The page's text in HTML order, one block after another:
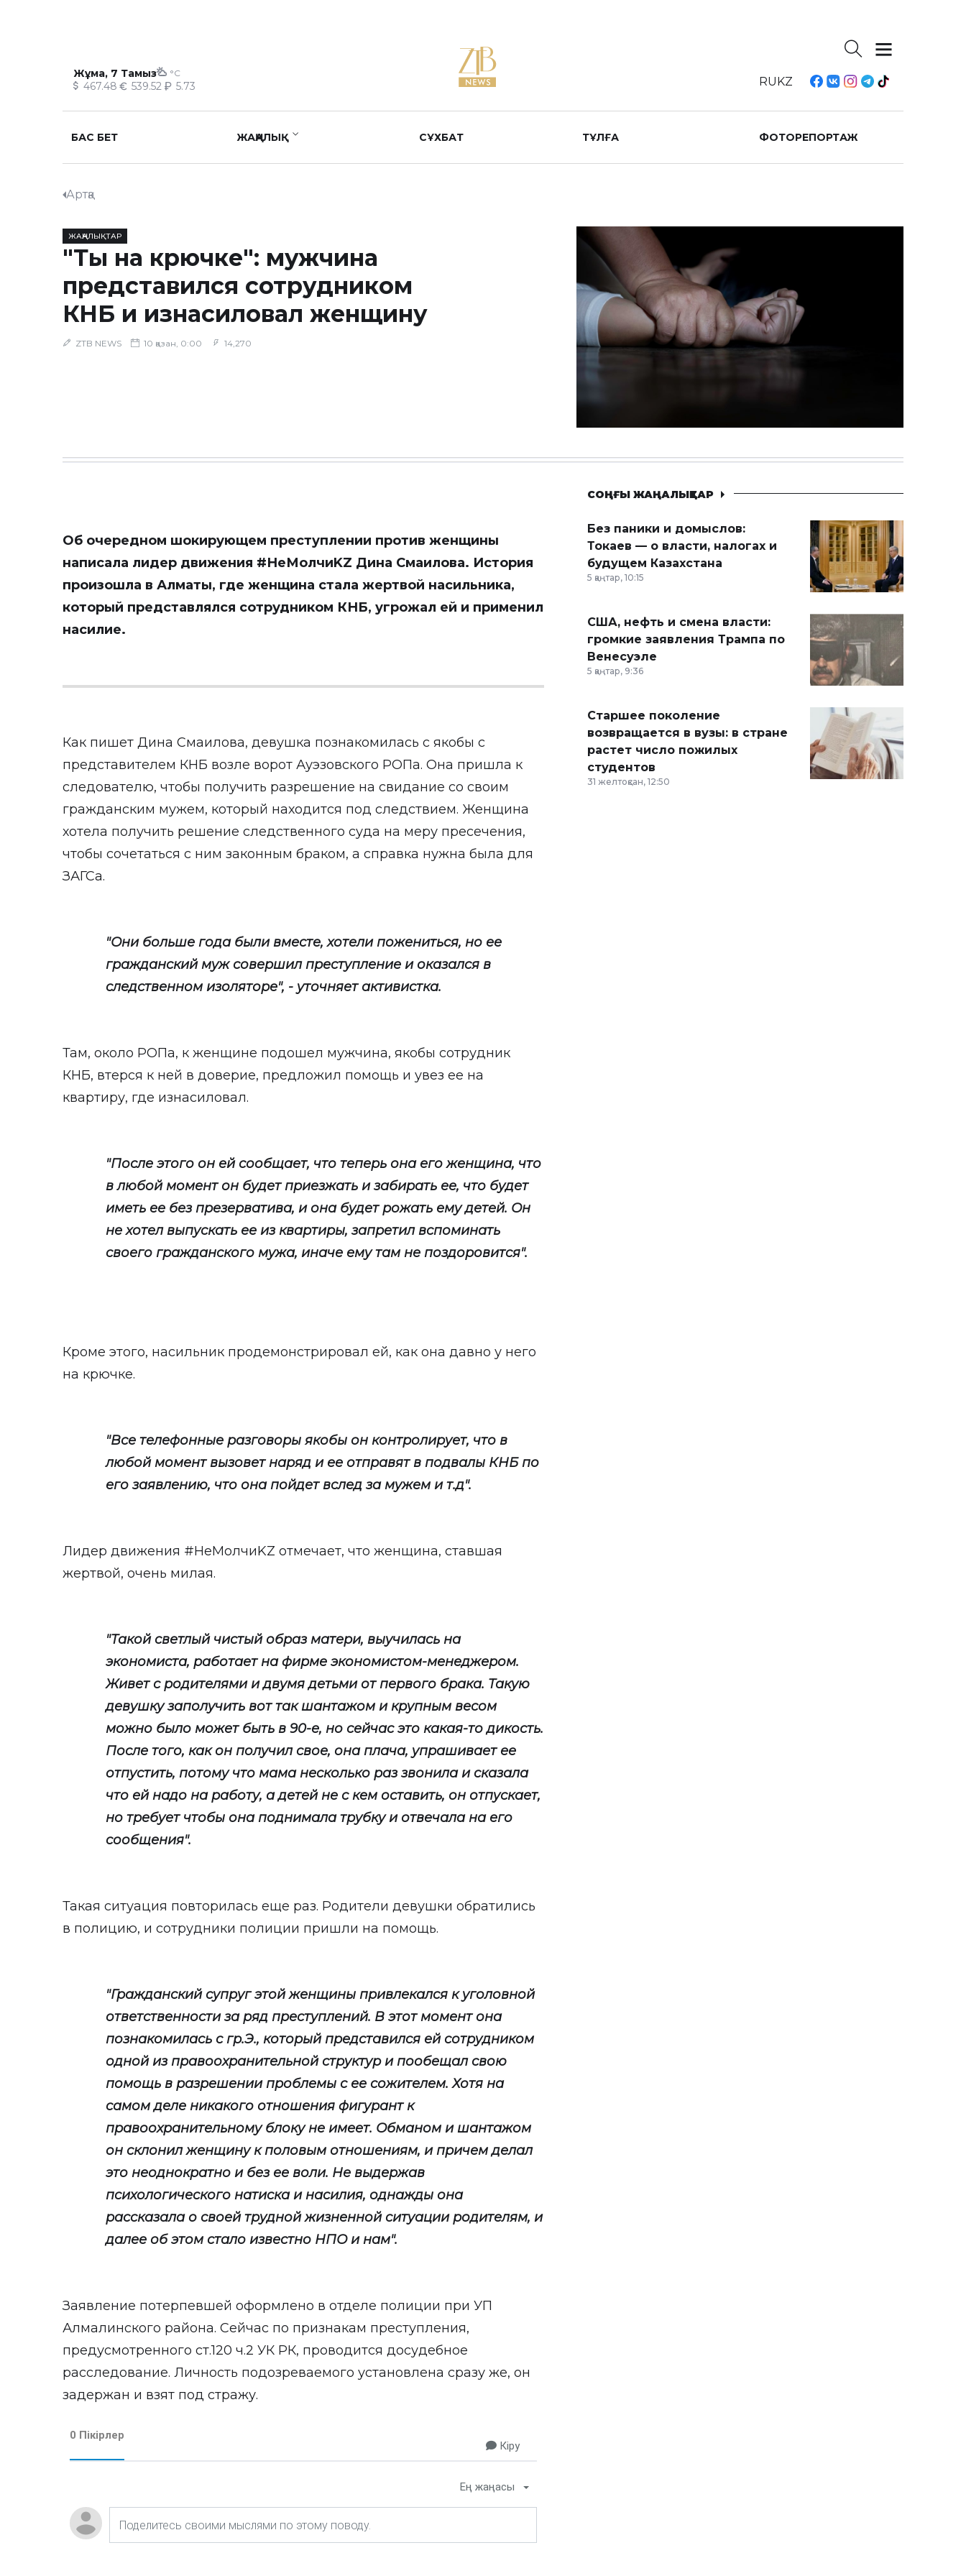
Жұма, 7 Тамыз °C
467.48 539.52 5.73 RUKZ
БАС БЕТ ЖАҢАЛЫҚ СҰХБАТ ТҰЛҒА ФОТОРЕПОРТАЖ
Артқа
ЖАҢАЛЫҚТАР
"Ты на крючке": мужчина
представился сотрудником
КНБ и изнасиловал женщину
ZTB NEWS 10 қазан, 0:00 14,270
Об очередном шокирующем преступлении против женщины
написала лидер движения #НеМолчиKZ Дина Смаилова. История
произошла в Алматы, где женщина стала жертвой насильника,
который представлялся сотрудником КНБ, угрожал ей и применил
насилие.
Как пишет Дина Смаилова, девушка познакомилась с якобы с
представителем КНБ возле ворот Ауэзовского РОПа. Она пришла к
следователю, чтобы получить разрешение на свидание со своим
гражданским мужем, который находится под следствием. Женщина
хотела получить решение следственного суда на меру пресечения,
чтобы сочетаться с ним законным браком, а справка нужна была для
ЗАГСа.
"Они больше года были вместе, хотели пожениться, но ее
гражданский муж совершил преступление и оказался в
следственном изоляторе", - уточняет активистка.
Там, около РОПа, к женщине подошел мужчина, якобы сотрудник
КНБ, втерся к ней в доверие, предложил помощь и увез ее на
квартиру, где изнасиловал.
"После этого он ей сообщает, что теперь она его женщина, что
в любой момент он будет приезжать и забирать ее, что будет
иметь ее без презерватива, и она будет рожать ему детей. Он
не хотел выпускать ее из квартиры, запретил вспоминать
своего гражданского мужа, иначе ему там не поздоровится".
Кроме этого, насильник продемонстрировал ей, как она давно у него
на крючке.
"Все телефонные разговоры якобы он контролирует, что в
любой момент вызовет наряд и ее отправят в подвалы КНБ по
его заявлению, что она пойдет вслед за мужем и т.д".
Лидер движения #НеМолчиKZ отмечает, что женщина, ставшая
жертвой, очень милая.
"Такой светлый чистый образ матери, выучилась на
экономиста, работает на фирме экономистом-менеджером.
Живет с родителями и двумя детьми от первого брака. Такую
девушку заполучить вот так шантажом и крупным весом
можно было может быть в 90-е, но сейчас это какая-то дикость.
После того, как он получил свое, она плача, упрашивает ее
отпустить, потому что мама несколько раз звонила и сказала
что ей надо на работу, а детей не с кем оставить, он отпускает,
но требует чтобы она поднимала трубку и отвечала на его
сообщения".
Такая ситуация повторилась еще раз. Родители девушки обратились
в полицию, и сотрудники полиции пришли на помощь.
"Гражданский супруг этой женщины привлекался к уголовной
ответственности за ряд преступлений. В этот момент она
познакомилась с гр.Э., который представился ей сотрудником
одной из правоохранительной структур и пообещал свою
помощь в разрешении проблемы с ее сожителем. Хотя на
самом деле никакого отношения фигурант к
правоохранительному блоку не имеет. Обманом и шантажом
он склонил женщину к половым отношениям, и причем делал
это неоднократно и без ее воли. Не выдержав
психологического натиска и насилия, однажды она
рассказала о своей трудной жизненной ситуации родителям, и
далее об этом стало известно НПО и нам".
Заявление потерпевшей оформлено в отделе полиции при УП
Алмалинского района. Сейчас по признакам преступления,
предусмотренного ст.120 ч.2 УК РК, проводится досудебное
расследование. Личность подозреваемого установлена сразу же, он
задержан и взят под стражу.
0 Пікірлер
Кіру
Ең жаңасы
СОҢҒЫ ЖАҢАЛЫҚТАР
Без паники и домыслов:
Токаев — о власти, налогах и
будущем Казахстана
5 қаңтар, 10:15
США, нефть и смена власти:
громкие заявления Трампа по
Венесуэле
5 қаңтар, 9:36
Старшее поколение
возвращается в вузы: в стране
растет число пожилых
студентов
31 желтоқсан, 12:50